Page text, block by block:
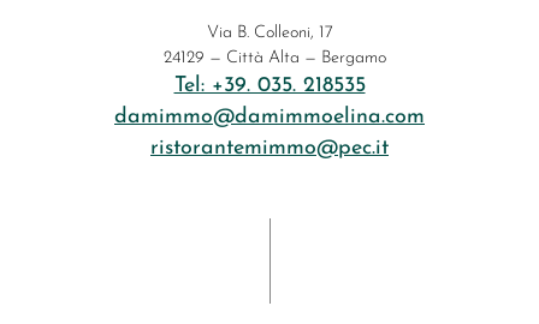
Via B. Colleoni, 17
24129 — Città Alta — Bergamo
Tel: +39. 035. 218535
damimmo@damimmoelina.com
ristorantemimmo@pec.it